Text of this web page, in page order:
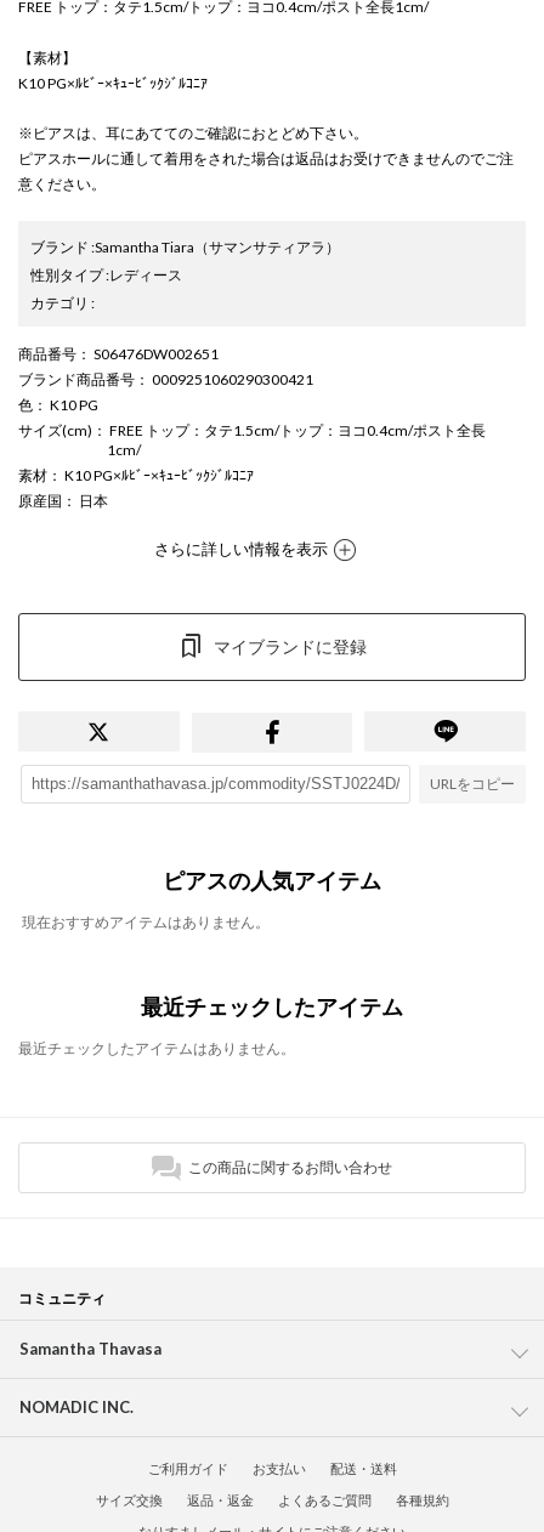
FREE トップ：タテ1.5cm/トップ：ヨコ0.4cm/ポスト全長1cm/
【素材】
K10 PG×ﾙﾋﾞｰ×ｷｭｰﾋﾞｯｸｼﾞﾙｺﾆｱ
※ピアスは、耳にあててのご確認におとどめ下さい。
ピアスホールに通して着用をされた場合は返品はお受けできませんのでご注
意ください。
ブランド :Samantha Tiara （サマンサティアラ）
性別タイプ:レディース
カテゴリ :
商品番号 ： S06476DW002651
ブランド商品番号 ： 0009251060290300421
色 ： K10 PG
サイズ(cm) ： FREE トップ：タテ1.5cm/トップ：ヨコ0.4cm/ポスト全長
1cm/
素材 ： K10 PG×ﾙﾋﾞｰ×ｷｭｰﾋﾞｯｸｼﾞﾙｺﾆｱ
原産国 ： 日本
さらに詳しい情報を表示
マイブランドに登録
URLをコピー
ピアスの人気アイテム
現在おすすめアイテムはありません。
最近チェックしたアイテム
最近チェックしたアイテムはありません。
この商品に関するお問い合わせ
コミュニティ
Samantha Thavasa
NOMADIC INC.
ご利用ガイド お支払い
配送・送料
サイズ交換
返品・返金 よくあるご質問
各種規約